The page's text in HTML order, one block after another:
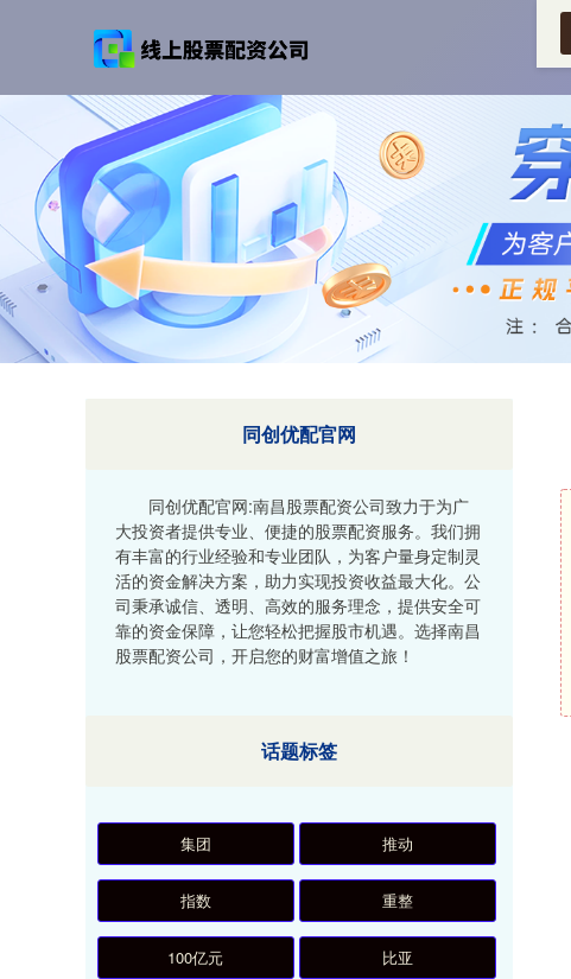
同创优配官网
同创优配官网:南昌股票配资公司致力于为广
大投资者提供专业、便捷的股票配资服务。我们拥
有丰富的行业经验和专业团队，为客户量身定制灵
活的资金解决方案，助力实现投资收益最大化。公
司秉承诚信、透明、高效的服务理念，提供安全可
靠的资金保障，让您轻松把握股市机遇。选择南昌
股票配资公司，开启您的财富增值之旅！
话题标签
集团 推动
指数 重整
100亿元 比亚